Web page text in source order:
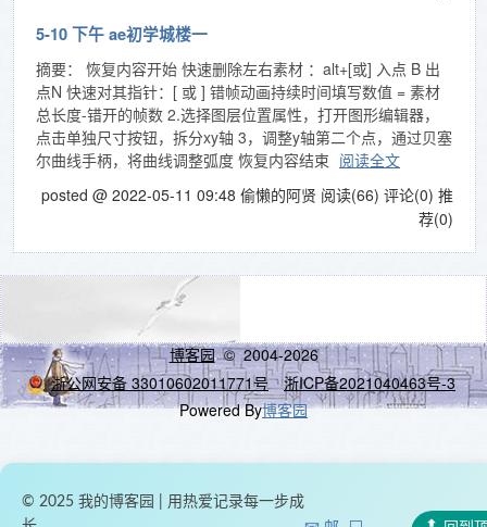
5-10 下午 ae初学城楼一
摘要： 恢复内容开始 快速删除左右素材 ：alt+[或] 入点 B 出
点N 快速对其指针：[ 或 ] 错帧动画持续时间填写数值 = 素材
总长度-错开的帧数 2.选择图层位置属性，打开图形编辑器，
点击单独尺寸按钮，拆分xy轴 3，调整y轴第二个点，通过贝塞
尔曲线手柄，将曲线调整弧度 恢复内容结束 阅读全文
posted @ 2022-05-11 09:48 偷懒的阿贤 阅读(66) 评论(0) 推
荐(0)
博客园© 2004-2026
浙公网安备 33010602011771号
浙ICP备2021040463号-3
Powered By博客园
© 2025 我的博客园 | 用热爱记录每一步成